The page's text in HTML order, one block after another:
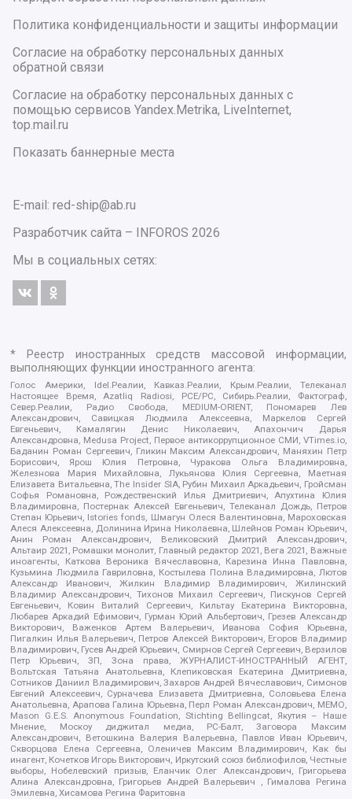
Политика конфиденциальности и защиты информации
Согласие на обработку персональных данных
обратной связи
Согласие на обработку персональных данных с
помощью сервисов Yandex.Metrika, LiveInternet,
top.mail.ru
Показать баннерные места
E-mail: red-ship@ab.ru
Разработчик сайта –
INFOROS 2026
Мы в социальных сетях:
* Реестр иностранных средств массовой информации,
выполняющих функции иностранного агента:
Голос Америки, Idel.Реалии, Кавказ.Реалии, Крым.Реалии, Телеканал
Настоящее Время, Azatliq Radiosi, PCE/PC, Сибирь.Реалии, Фактограф,
Север.Реалии, Радио Свобода, MEDIUM-ORIENT, Пономарев Лев
Александрович, Савицкая Людмила Алексеевна, Маркелов Сергей
Евгеньевич, Камалягин Денис Николаевич, Апахончич Дарья
Александровна, Medusa Project, Первое антикоррупционное СМИ, VTimes.io,
Баданин Роман Сергеевич, Гликин Максим Александрович, Маняхин Петр
Борисович, Ярош Юлия Петровна, Чуракова Ольга Владимировна,
Железнова Мария Михайловна, Лукьянова Юлия Сергеевна, Маетная
Елизавета Витальевна, The Insider SIA, Рубин Михаил Аркадьевич, Гройсман
Софья Романовна, Рождественский Илья Дмитриевич, Апухтина Юлия
Владимировна, Постернак Алексей Евгеньевич, Телеканал Дождь, Петров
Степан Юрьевич, Istories fonds, Шмагун Олеся Валентиновна, Мароховская
Алеся Алексеевна, Долинина Ирина Николаевна, Шлейнов Роман Юрьевич,
Анин Роман Александрович, Великовский Дмитрий Александрович,
Альтаир 2021, Ромашки монолит, Главный редактор 2021, Вега 2021, Важные
иноагенты, Каткова Вероника Вячеславовна, Карезина Инна Павловна,
Кузьмина Людмила Гавриловна, Костылева Полина Владимировна, Лютов
Александр Иванович, Жилкин Владимир Владимирович, Жилинский
Владимир Александрович, Тихонов Михаил Сергеевич, Пискунов Сергей
Евгеньевич, Ковин Виталий Сергеевич, Кильтау Екатерина Викторовна,
Любарев Аркадий Ефимович, Гурман Юрий Альбертович, Грезев Александр
Викторович, Важенков Артем Валерьевич, Иванова София Юрьевна,
Пигалкин Илья Валерьевич, Петров Алексей Викторович, Егоров Владимир
Владимирович, Гусев Андрей Юрьевич, Смирнов Сергей Сергеевич, Верзилов
Петр Юрьевич, ЗП, Зона права, ЖУРНАЛИСТ-ИНОСТРАННЫЙ АГЕНТ,
Вольтская Татьяна Анатольевна, Клепиковская Екатерина Дмитриевна,
Сотников Даниил Владимирович, Захаров Андрей Вячеславович, Симонов
Евгений Алексеевич, Сурначева Елизавета Дмитриевна, Соловьева Елена
Анатольевна, Арапова Галина Юрьевна, Перл Роман Александрович, МЕМО,
Mason G.E.S. Anonymous Foundation, Stichting Bellingcat, Якутия – Наше
Мнение, Москоу диджитал медиа, РС-Балт, Заговора Максим
Александрович, Ветошкина Валерия Валерьевна, Павлов Иван Юрьевич,
Скворцова Елена Сергеевна, Оленичев Максим Владимирович, Как бы
инагент, Кочетков Игорь Викторович, Иркутский союз библиофилов, Честные
выборы, Нобелевский призыв, Еланчик Олег Александрович, Григорьева
Алина Александровна, Григорьев Андрей Валерьевич , Гималова Регина
Эмилевна, Хисамова Регина Фаритовна